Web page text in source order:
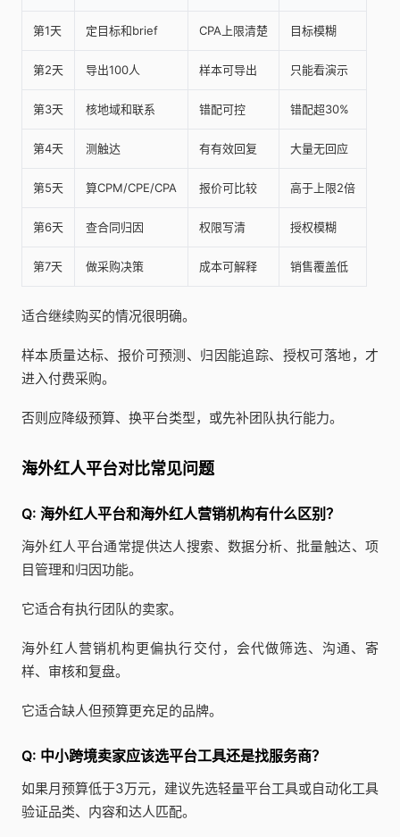
第1天 定目标和brief CPA上限清楚 目标模糊
第2天 导出100人 样本可导出 只能看演示
第3天 核地域和联系 错配可控 错配超30%
第4天 测触达 有有效回复 大量无回应
第5天 算CPM/CPE/CPA 报价可比较 高于上限2倍
第6天 查合同归因 权限写清 授权模糊
第7天 做采购决策 成本可解释 销售覆盖低
适合继续购买的情况很明确。
样本质量达标、报价可预测、归因能追踪、授权可落地，才
进入付费采购。
否则应降级预算、换平台类型，或先补团队执行能力。
海外红人平台对比常见问题
Q: 海外红人平台和海外红人营销机构有什么区别？
海外红人平台通常提供达人搜索、数据分析、批量触达、项
目管理和归因功能。
它适合有执行团队的卖家。
海外红人营销机构更偏执行交付，会代做筛选、沟通、寄
样、审核和复盘。
它适合缺人但预算更充足的品牌。
Q: 中小跨境卖家应该选平台工具还是找服务商？
如果月预算低于3万元，建议先选轻量平台工具或自动化工具
验证品类、内容和达人匹配。